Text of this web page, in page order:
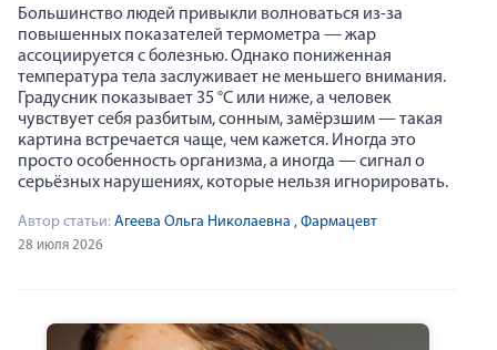
Ольга Агеева
В 2013 году после окончания кадетского училища, решила
Большинство людей привыкли волноваться из-за
повышенных показателей термометра — жар
ассоциируется с болезнью. Однако пониженная
температура тела заслуживает не меньшего внимания.
Градусник показывает 35 °C или ниже, а человек
чувствует себя разбитым, сонным, замёрзшим — такая
картина встречается чаще, чем кажется. Иногда это
просто особенность организма, а иногда — сигнал о
серьёзных нарушениях, которые нельзя игнорировать.
Автор статьи: Агеева Ольга Николаевна , Фармацевт
28 июля 2026